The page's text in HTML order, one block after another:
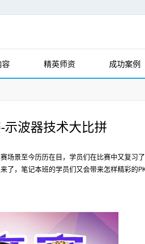
精英师资 成功案例
波器技术大比拼
景至今历历在目，学员们在比赛中又复习
了，笔记本班的学员们又会带来怎样精彩的